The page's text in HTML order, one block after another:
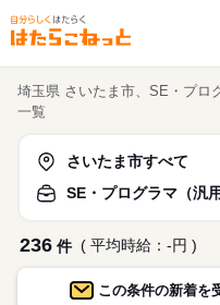
埼玉県 さいたま市、SE・プロ
一覧
さいたま市すべて
SE・プログラマ（汎用
236 件 ( 平均時給：-円 )
この条件の新着を